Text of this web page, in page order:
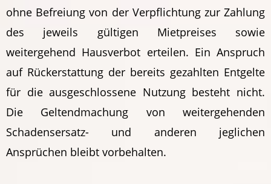
ohne Befreiung von der Verpflichtung zur Zahlung
des jeweils gültigen Mietpreises sowie
weitergehend Hausverbot erteilen. Ein Anspruch
auf Rückerstattung der bereits gezahlten Entgelte
für die ausgeschlossene Nutzung besteht nicht.
Die Geltendmachung von weitergehenden
Schadensersatz- und anderen jeglichen
Ansprüchen bleibt vorbehalten.